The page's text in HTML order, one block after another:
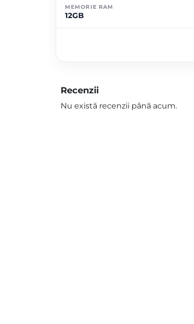
MEMORIE RAM
12GB
Recenzii
Nu există recenzii până acum.